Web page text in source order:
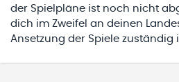
der Spielpläne ist noch nicht
dich im Zweifel an deinen
Ansetzung der Spiele zuständig